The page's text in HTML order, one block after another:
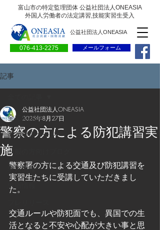
富山市の特定監理団体 公益社団法人ONEASIA
外国人労働者の法定講習,技能実習生受入
076-413-2275
公益社団法人ONEASIA
メールフォーム
記事
全ての記事
会員専用ページ
一般の方向けブログ
求人情報
求職情報
警察の方による防犯講習実
施
公益社団法人ONEASIA
2025年8月27日
警察署の方による交通及び防犯講習を
実習生たちに受講していただきまし
た。
交通ルールや防犯面でも、異国での生
活となると不安や心配が大きい事と思